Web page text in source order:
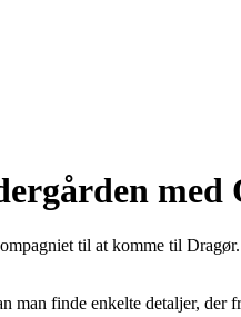
med
til at komme til
man finde enkelte detaljer,